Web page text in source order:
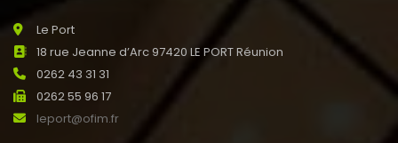
Le Port
18 rue Jeanne d’Arc 97420 LE PORT Réunion
0262 43 31 31
0262 55 96 17
leport@ofim.fr